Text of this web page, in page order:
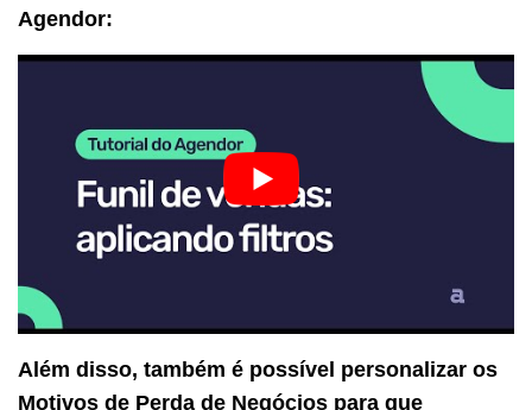
Agendor:
Além disso, também é possível personalizar os
Motivos de Perda de Negócios para que